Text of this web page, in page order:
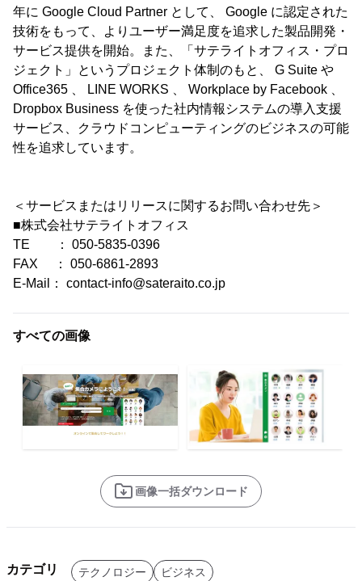
年に Google Cloud Partner として、 Google に認定された
技術をもって、よりユーザー満足度を追求した製品開発・
サービス提供を開始。また、「サテライトオフィス・プロ
ジェクト」というプロジェクト体制のもと、 G Suite や
Office365 、 LINE WORKS 、 Workplace by Facebook 、
Dropbox Business を使った社内情報システムの導入支援
サービス、クラウドコンピューティングのビジネスの可能
性を追求しています。
＜サービスまたはリリースに関するお問い合わせ先＞
■株式会社サテライトオフィス
TE ： 050-5835-0396
FAX ： 050-6861-2893
E-Mail： contact-info@sateraito.co.jp
すべての画像
画像一括ダウンロード
カテゴリ テクノロジー ビジネス